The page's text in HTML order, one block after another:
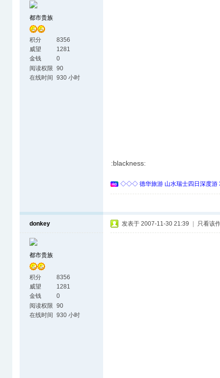
都市贵族
积分
8356
威望
1281
金钱
0
阅读权限 90
在线时间 930 小时
:blackness:
◇◇◇ 德华旅游 山水瑞士四日深度
donkey
都市贵族
积分
8356
威望
1281
金钱
0
阅读权限 90
在线时间 930 小时
发表于 2007-11-30 21:39 只看该